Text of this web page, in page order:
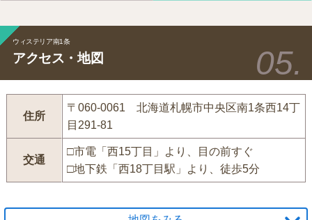
ウィステリア南1条
アクセス・地図
住所
〒060-0061 北海道札幌市中央区南1条西14丁
目291-81
交通
□市電「西15丁目」より、目の前すぐ
□地下鉄「西18丁目駅」より、徒歩5分